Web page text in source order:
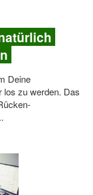
Deine
zu werden. Das